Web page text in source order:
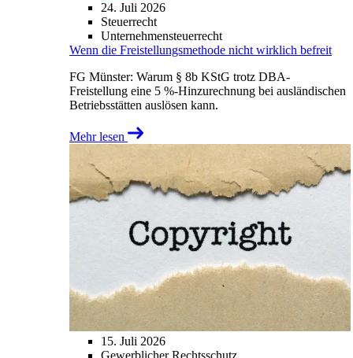
24. Juli 2026
Steuerrecht
Unternehmensteuerrecht
Wenn die Freistellungsmethode nicht wirklich befreit
FG Münster: Warum § 8b KStG trotz DBA-
Freistellung eine 5 %-Hinzurechnung bei ausländischen
Betriebsstätten auslösen kann.
Mehr lesen
15. Juli 2026
Gewerblicher Rechtsschutz